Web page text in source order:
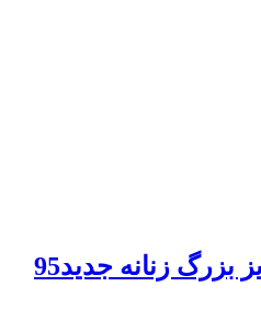
بزرگ زنانه جدید95